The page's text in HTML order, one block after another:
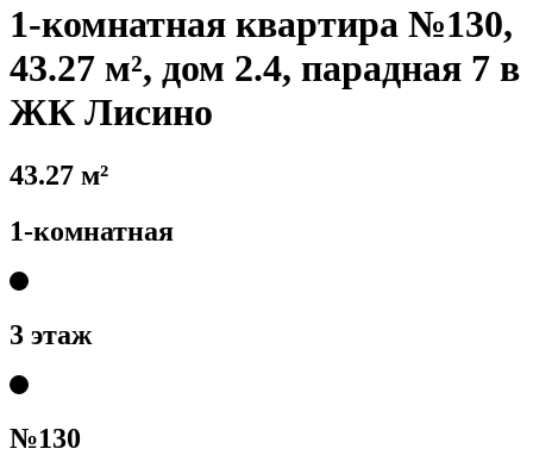
1-комнатная квартира №130,
43.27 м², дом 2.4, парадная 7 в
ЖК Лисино
43.27 м²
1-комнатная
3 этаж
№130